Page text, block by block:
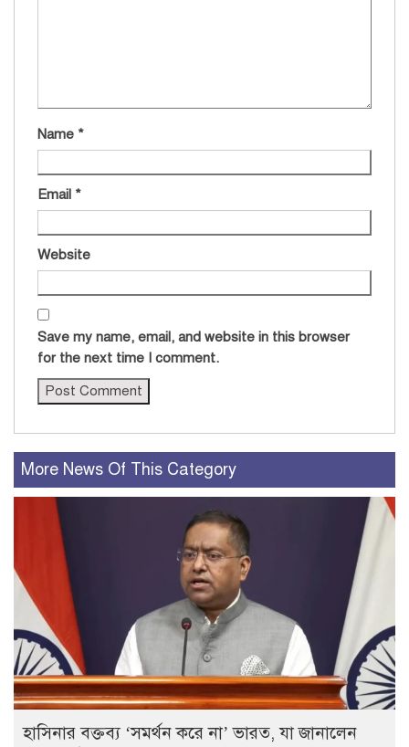
Name *
Email *
Website
Save my name, email, and website in this browser
for the next time I comment.
More News Of This Category
হাসিনার বক্তব্য ‘সমর্থন করে না’ ভারত, যা জানালেন